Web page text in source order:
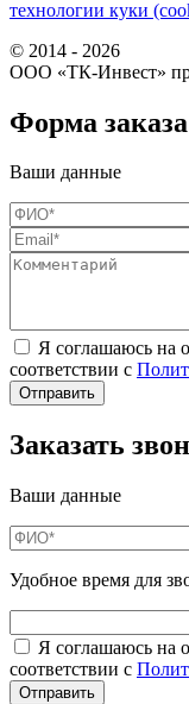
технологии куки
© 2014 - 2026
ООО «ТК-Инвест»
Форма
Ваши данные
Я соглашаюсь на
соответствии с
Заказать
Ваши данные
Удобное время для
Я соглашаюсь на
соответствии с